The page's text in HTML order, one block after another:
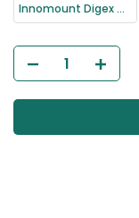
Innomount Digex CZ 550/557 Hurtigmontasje